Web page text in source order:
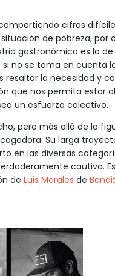
cifras
de pobreza, por
gastronómica es la
no se toma en cuenta
resaltar la necesidad y
que nos permita estar
un esfuerzo colectivo.
pero más allá de la
Su larga
en las diversas
cautiva.
de Luis Morales de